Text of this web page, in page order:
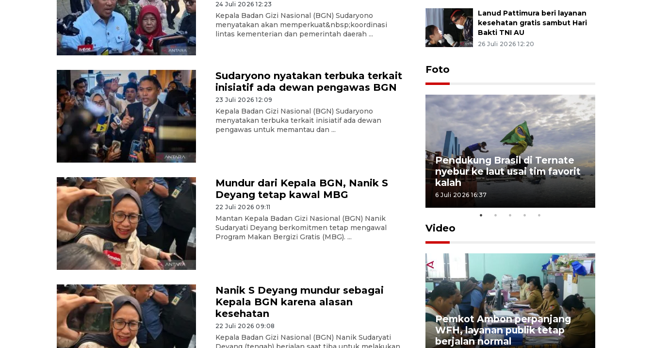
24 Juli 2026 12:23
Kepala Badan Gizi Nasional (BGN) Sudaryono
menyatakan akan memperkuat&nbsp;koordinasi
lintas kementerian dan pemerintah daerah ...
Sudaryono nyatakan terbuka terkait
inisiatif ada dewan pengawas BGN
23 Juli 2026 12:09
Kepala Badan Gizi Nasional (BGN) Sudaryono
menyatakan terbuka terkait inisiatif ada dewan
pengawas untuk memantau dan ...
Mundur dari Kepala BGN, Nanik S
Deyang tetap kawal MBG
22 Juli 2026 09:11
Mantan Kepala Badan Gizi Nasional (BGN) Nanik
Sudaryati Deyang berkomitmen tetap mengawal
Program Makan Bergizi Gratis (MBG). ...
Nanik S Deyang mundur sebagai
Kepala BGN karena alasan
kesehatan
22 Juli 2026 09:08
Kepala Badan Gizi Nasional (BGN) Nanik Sudaryati
Lanud Pattimura beri layanan
kesehatan gratis sambut Hari
Bakti TNI AU
26 Juli 2026 12:20
Foto
Pasar Higienis
5 Mei 2026 05:32
Pendukung Brasil di Ternate
nyebur ke laut usai tim favorit
kalah
6 Juli 2026 16:37
Video
Ambon ajak semua pihak buka
ruang pada anak di lembaga
pembinaan
Pemkot Ambon perpanjang
WFH, layanan publik tetap
berjalan normal